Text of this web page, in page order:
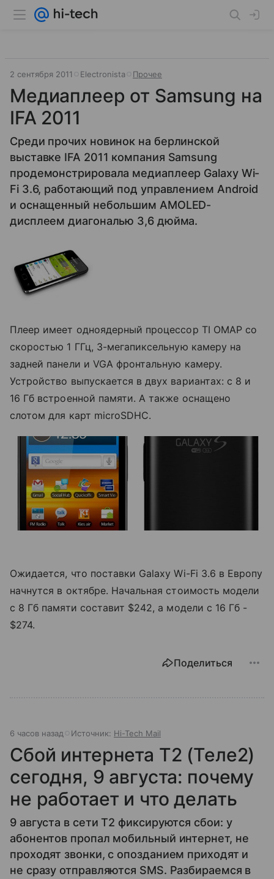
2 сентября 2011 Electronista Прочее
Медиаплеер от Samsung на
IFA 2011
Среди прочих новинок на берлинской
выставке IFA 2011 компания Samsung
продемонстрировала медиаплеер Galaxy Wi-
Fi 3.6, работающий под управлением Android
и оснащенный небольшим AMOLED-
дисплеем диагональю 3,6 дюйма.
Плеер имеет одноядерный процессор TI OMAP со
скоростью 1 ГГц, 3-мегапиксельную камеру на
задней панели и VGA фронтальную камеру.
Устройство выпускается в двух вариантах: с 8 и
16 Гб встроенной памяти. А также оснащено
слотом для карт microSDHC.
Ожидается, что поставки Galaxy Wi-Fi 3.6 в Европу
начнутся в октябре. Начальная стоимость модели
с 8 Гб памяти составит $242, а модели с 16 Гб -
$274.
Поделиться
6 часов назад Источник: Hi-Tech Mail
Сбой интернета T2 (Теле2)
сегодня, 9 августа: почему
не работает и что делать
9 августа в сети T2 фиксируются сбои: у
абонентов пропал мобильный интернет, не
проходят звонки, с опозданием приходят и
не сразу отправляются SMS. Разбираемся в